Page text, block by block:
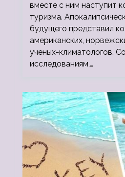
вместе с ним наступит
туризма.
будущего представил
американских,
ученых-климатологов.
исследованиям,…